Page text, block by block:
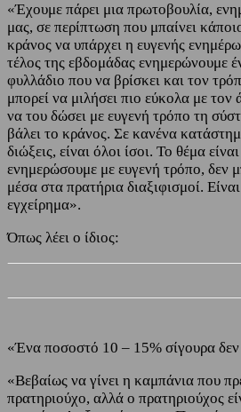
«Έχουμε πάρει μια πρωτοβουλία,
μας, σε περίπτωση που μπαίνει
κράνος να υπάρχει η ευγενής
τέλος της εβδομάδας ενημερώνουμε
φυλλάδιο που να βρίσκει και τον
μπορεί να μιλήσει πιο εύκολα με
να του δώσει με ευγενή τρόπο τη
βάλει το κράνος. Σε κανένα
διώξεις, είναι όλοι ίσοι. Το θέμα
ενημερώσουμε με ευγενή τρόπο, δεν
μέσα στα πρατήρια διαξιφισμοί.
εγχείρημα».
Όπως λέει ο ίδιος:
«Ένα ποσοστό 10 – 15% σίγουρα
«Βεβαίως να γίνει η καμπάνια που
πρατηριούχο, αλλά ο πρατηριούχος